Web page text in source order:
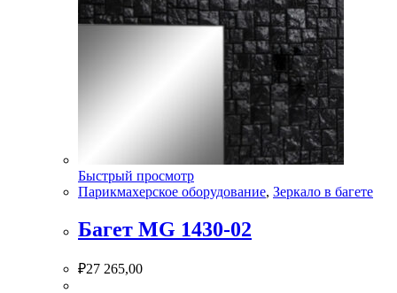
Быстрый просмотр
Парикмахерское оборудование, Зеркало в багете
Багет MG 1430-02
₽27 265,00